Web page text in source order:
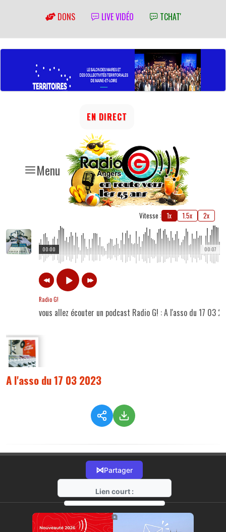
DONS LIVE VIDÉO TCHAT'
Menu
EN DIRECT
Vitesse : 1x 1.5x 2x
00:07
00:00
Radio G!
vous allez écouter un podcast Radio G! : A l'asso du 17 03
A l'asso du 17 03 2023
⋈Partager
Lien court :
https://radio-g.fr?10986
⧉